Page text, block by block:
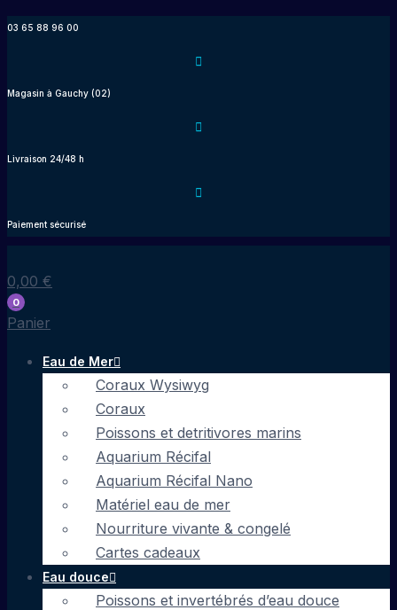
03 65 88 96 00
Magasin à Gauchy (02)
Livraison 24/48 h
Paiement sécurisé
0,00 €
0
Panier
Eau de Mer
Coraux Wysiwyg
Coraux
Poissons et detritivores marins
Aquarium Récifal
Aquarium Récifal Nano
Matériel eau de mer
Nourriture vivante & congelé
Cartes cadeaux
Eau douce
Poissons et invertébrés d’eau douce